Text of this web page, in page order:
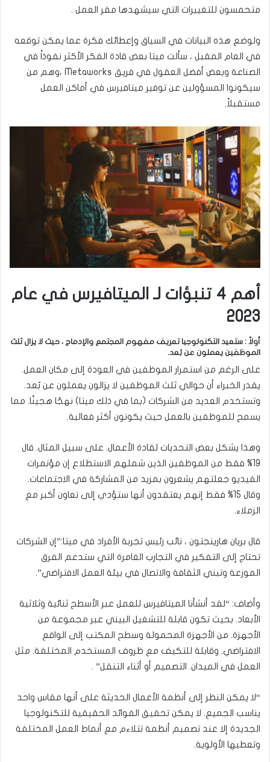
متحمسون للتغييرات التي سيشهدها مقر العمل .
ولوضع هذه البيانات في السياق وإعطائك فكرة عما يمكن توقعه
في العام المقبل ، سألت ميتا بعض قادة الفكر الأكثر نفوذاً في
الصناعة وبعض أفضل العقول في فريق Metaworks ،وهم من
سيكونوا المسؤولين عن توفير ميتافيرس في أماكن العمل
مستقبلاً.
أهم 4 تنبؤات لـ الميتافيرس في عام
2023
أولاً : ستعيد التكنولوجيا تعريف مفهوم المجتمع والإدماج ، حيث لا يزال ثلث
الموظفين يعملون عن بُعد.
على الرغم من استمرار الموظفين في العودة إلى مكان العمل.
يقدر الخبراء أن حوالي ثلث الموظفين لا يزالون يعملون عن بُعد.
وتستخدم العديد من الشركات (بما في ذلك ميتا) نهجًا هجينًا. مما
يسمح للموظفين بالعمل حيث يكونون أكثر فعالية.
وهذا يشكل بعض التحديات لقادة الأعمال. على سبيل المثال. قال
19% فقط من الموظفين الذين شملهم الاستطلاع إن مؤتمرات
الفيديو جعلتهم يشعرون بمزيد من المشاركة في الاجتماعات.
وقال 15% فقط إنهم يعتقدون أنها ستؤدي إلى تعاون أكبر مع
الزملاء.
قال بريان هارينجتون ، نائب رئيس تجربة الأفراد في ميتا:”إن الشركات
تحتاج إلى التفكير في التجارب الغامرة التي ستدعم الفرق
الموزعة وتبني الثقافة والاتصال في بيئة العمل الافتراضي”.
وأضاف: “لقد أنشأنا الميتافيرس للعمل عبر الأسطح ثنائية وثلاثية
الأبعاد. بحيث تكون قابلة للتشغيل البيني عبر مجموعة من
الأجهزة. من الأجهزة المحمولة وسطح المكتب إلى الواقع
الافتراضي. وقابلة للتكيف مع ظروف المستخدم المختلفة. مثل
العمل في الميدان. التصميم أو أثناء التنقل” .
“لا يمكن النظر إلى أنظمة الأعمال الحديثة على أنها مقاس واحد
يناسب الجميع. لا يمكن تحقيق الفوائد الحقيقية للتكنولوجيا
الجديدة إلا عند تصميم أنظمة تتلاءم مع أنماط العمل المختلفة
وتعطيها الأولوية.